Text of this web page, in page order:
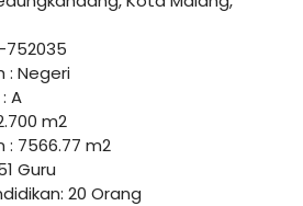
752035
: Negeri
A
m2
: 7566.77 m2
Guru
20 Orang